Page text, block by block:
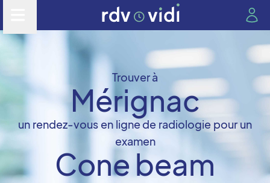
Trouver à
Mérignac
un rendez-vous en ligne de radiologie pour un
examen
Cone beam